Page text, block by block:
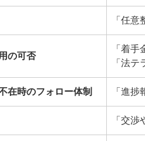
「任
の可否
「着
「法
在時のフォロー体制 「進
「交